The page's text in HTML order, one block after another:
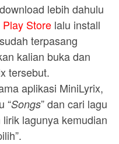
lebih dahulu
Play Store lalu install
terpasang
kalian buka dan
tersebut.
aplikasi MiniLyrix,
“Songs” dan cari lagu
lagunya kemudian